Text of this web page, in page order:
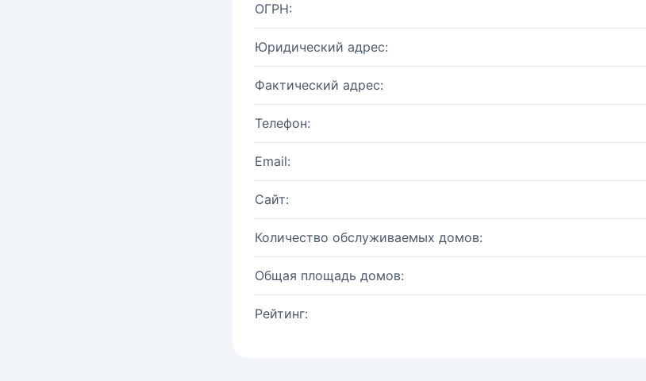
ОГРН:
Юридический адрес:
Фактический адрес:
Телефон:
Email:
Сайт:
Количество обслуживаемых домов:
Общая площадь домов:
Рейтинг: